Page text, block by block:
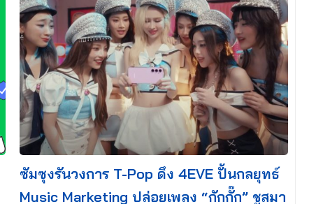
ซัมซุงรันวงการ T-Pop ดึง 4EVE ปั้นกลยุทธ์
Music Marketing ปล่อยเพลง “กักกั๊ก” ชูสมา